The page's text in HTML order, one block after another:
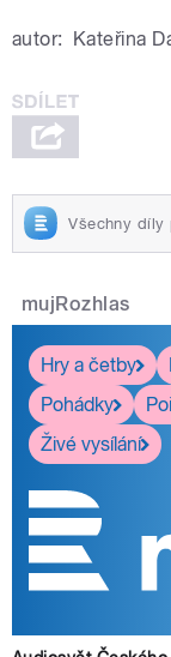
autor: Kateřina
Všechny díly
mujRozhlas
Hry a četby
Pohádky
Živé vysílání